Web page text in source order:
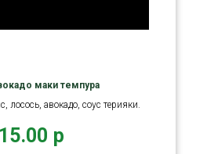
маки темпура
лосось, авокадо, соус терияки.
15.00 р